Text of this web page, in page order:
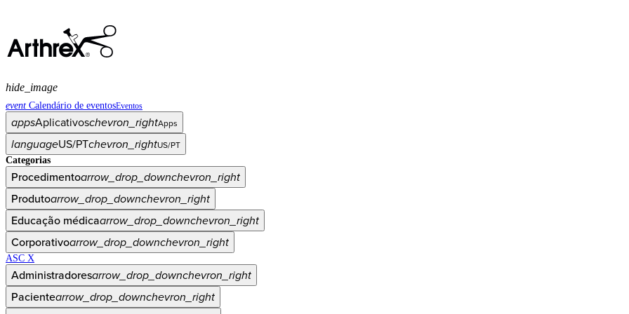
event Calendário de eventosEventos
appsAplicativoschevron_rightApps
languageUS/PTchevron_rightUS/PT
Categorias
Procedimentoarrow_drop_downchevron_right
Produtoarrow_drop_downchevron_right
Educação médicaarrow_drop_downchevron_right
Corporativoarrow_drop_downchevron_right
ASC X
Administradoresarrow_drop_downchevron_right
Pacientearrow_drop_downchevron_right
hide_image